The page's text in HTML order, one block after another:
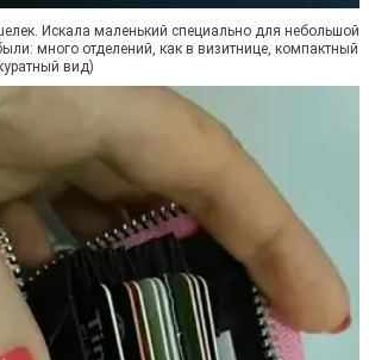
Искала маленький специально для небольшой
много отделений, как в визитнице, компактный
вид)